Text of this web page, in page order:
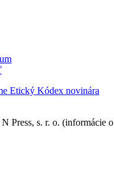
Etický Kódex novinára
Press, s. r. o. (informácie o